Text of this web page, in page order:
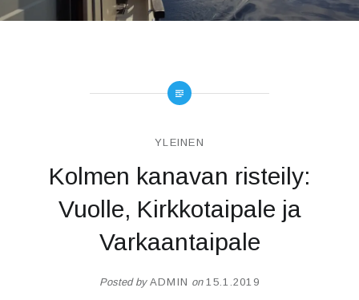
YLEINEN
Kolmen kanavan risteily:
Vuolle, Kirkkotaipale ja
Varkaantaipale
Posted by ADMIN on15.1.2019